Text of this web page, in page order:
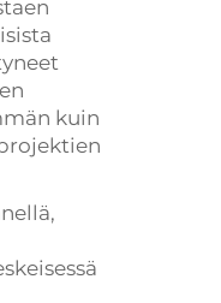
kuin